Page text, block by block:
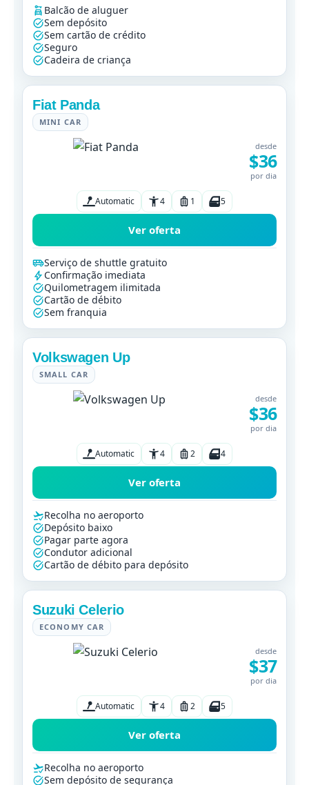
Balcão de aluguer
Sem depósito
Sem cartão de crédito
Seguro
Cadeira de criança
Fiat Panda
MINI CAR
desde
$36
por dia
Automatic 4 1 5
Ver oferta
Serviço de shuttle gratuito
Confirmação imediata
Quilometragem ilimitada
Cartão de débito
Sem franquia
Volkswagen Up
SMALL CAR
desde
$36
por dia
Automatic 4 2 4
Ver oferta
Recolha no aeroporto
Depósito baixo
Pagar parte agora
Condutor adicional
Cartão de débito para depósito
Suzuki Celerio
ECONOMY CAR
desde
$37
por dia
Automatic 4 2 5
Ver oferta
Recolha no aeroporto
Sem depósito de segurança